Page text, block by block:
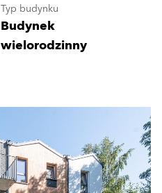
Typ budynku
Budynek
wielorodzinny